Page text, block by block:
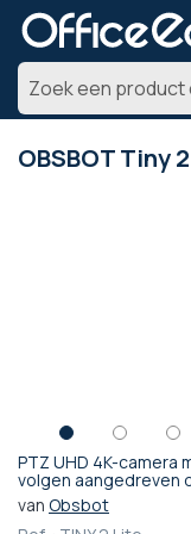
OBSBOT Tiny
PTZ UHD 4K-camera
volgen aangedreven
van Obsbot
Ga
naar